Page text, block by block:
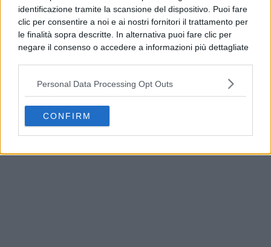
identificazione tramite la scansione del dispositivo. Puoi fare
clic per consentire a noi e ai nostri fornitori il trattamento per
le finalità sopra descritte. In alternativa puoi fare clic per
negare il consenso o accedere a informazioni più dettagliate
possono non richiedere il tuo consenso, ma hai il diritto di
opporti a tale trattamento. Le tue preferenze si
preferenze in qualsiasi momento ritornando su questo sito o
consultando la nostrainformativa sulla riservatezza.
Personal Data Processing Opt Outs
CONFIRM
Guasto all’Acquedotto Campano, stop all’acqua